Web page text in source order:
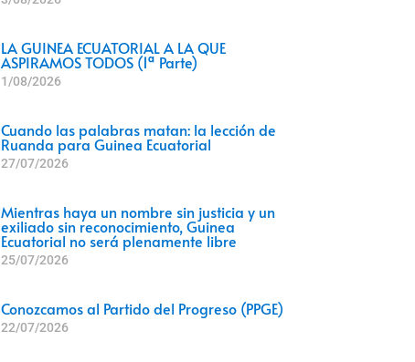
LA GUINEA ECUATORIAL A LA QUE
ASPIRAMOS TODOS (1ª Parte)
1/08/2026
Cuando las palabras matan: la lección de
Ruanda para Guinea Ecuatorial
27/07/2026
Mientras haya un nombre sin justicia y un
exiliado sin reconocimiento, Guinea
Ecuatorial no será plenamente libre
25/07/2026
Conozcamos al Partido del Progreso (PPGE)
22/07/2026